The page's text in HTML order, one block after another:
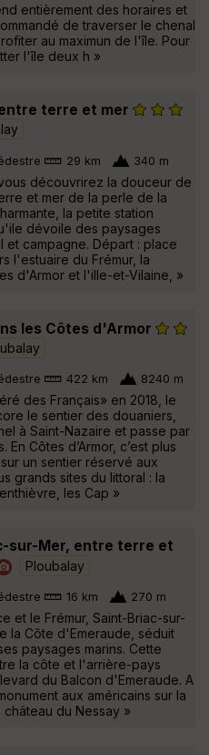
entièrement des horaires et
de traverser le chenal
au maximun de l'île. Pour
l'île deux h »
terre et mer
29 km 340 m
découvrirez la douceur de
et mer de la perle de la
la petite station
dévoile des paysages
et campagne. Départ : place
l'estuaire du Frémur, la
d'Armor et l'ille-et-Vilaine, »
les Côtes d'Armor
422 km 8240 m
des Français» en 2018, le
le sentier des douaniers,
à Saint-Nazaire et passe par
Côtes d’Armor, c’est plus
un sentier réservé aux
grands sites du littoral : la
les Cap »
sur-Mer, entre terre et
Ploubalay
16 km 270 m
et le Frémur, Saint-Briac-sur-
la Côte d'Emeraude, séduit
paysages marins. Cette
la côte et l'arrière-pays
du Balcon d'Emeraude. A
aux américains sur la
du Nessay »